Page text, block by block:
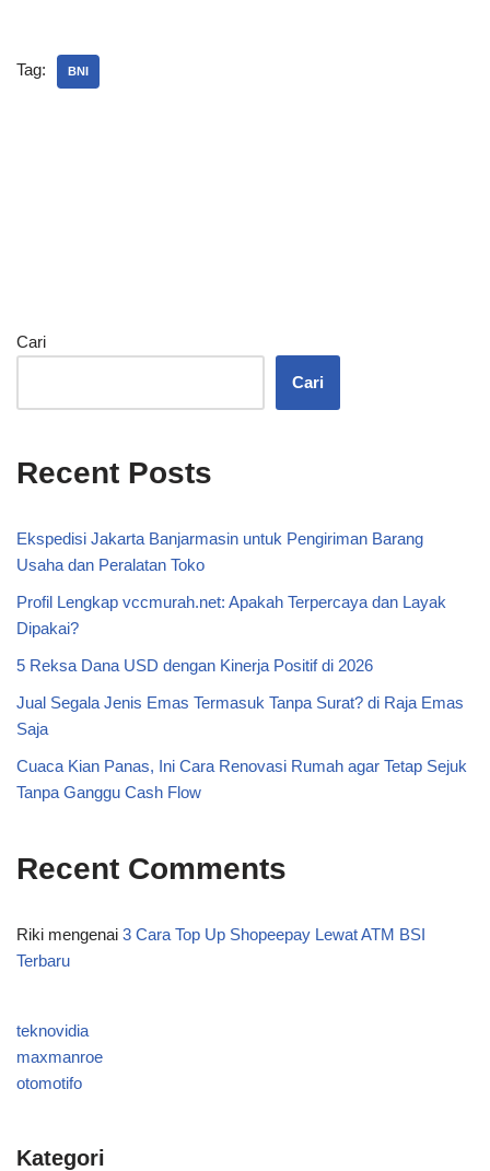
Tag: BNI
Cari
Cari
Recent Posts
Ekspedisi Jakarta Banjarmasin untuk Pengiriman Barang
Usaha dan Peralatan Toko
Profil Lengkap vccmurah.net: Apakah Terpercaya dan Layak
Dipakai?
5 Reksa Dana USD dengan Kinerja Positif di 2026
Jual Segala Jenis Emas Termasuk Tanpa Surat? di Raja Emas
Saja
Cuaca Kian Panas, Ini Cara Renovasi Rumah agar Tetap Sejuk
Tanpa Ganggu Cash Flow
Recent Comments
Riki mengenai 3 Cara Top Up Shopeepay Lewat ATM BSI
Terbaru
teknovidia
maxmanroe
otomotifo
Kategori